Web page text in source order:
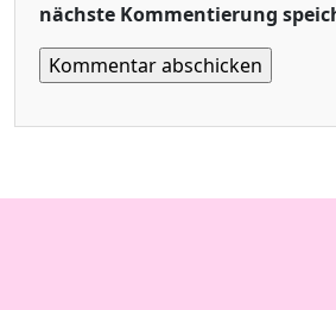
nächste Kommentierung